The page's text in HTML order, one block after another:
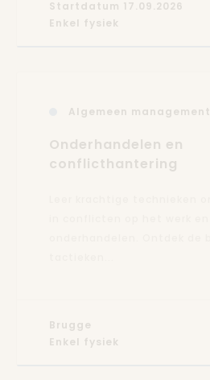
Startdatum 17.09.2026
Enkel fysiek
Algemeen management
Onderhandelen en
conflicthantering
Brugge
Enkel fysiek